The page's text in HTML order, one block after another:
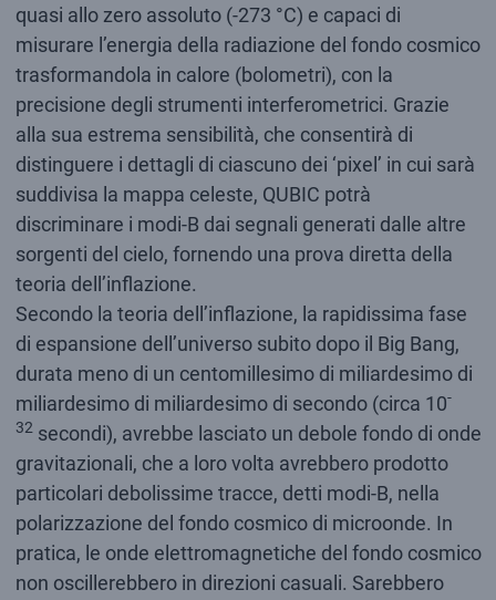
quasi allo zero assoluto (-273 °C) e capaci di
misurare l’energia della radiazione del fondo cosmico
trasformandola in calore (bolometri), con la
precisione degli strumenti interferometrici. Grazie
alla sua estrema sensibilità, che consentirà di
distinguere i dettagli di ciascuno dei ‘pixel’ in cui sarà
suddivisa la mappa celeste, QUBIC potrà
discriminare i modi-B dai segnali generati dalle altre
sorgenti del cielo, fornendo una prova diretta della
teoria dell’inflazione.
Secondo la teoria dell’inflazione, la rapidissima fase
di espansione dell’universo subito dopo il Big Bang,
durata meno di un centomillesimo di miliardesimo di
miliardesimo di miliardesimo di secondo (circa 10-
32secondi), avrebbe lasciato un debole fondo di onde
gravitazionali, che a loro volta avrebbero prodotto
particolari debolissime tracce, detti modi-B, nella
polarizzazione del fondo cosmico di microonde. In
pratica, le onde elettromagnetiche del fondo cosmico
non oscillerebbero in direzioni casuali. Sarebbero